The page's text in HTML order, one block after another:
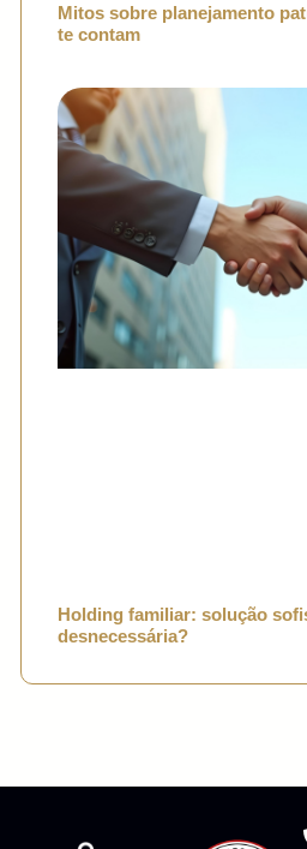
Mitos sobre planejamento
te contam
Holding familiar: solução
desnecessária?